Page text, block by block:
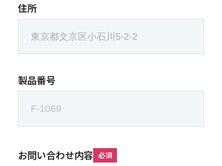
住所
製品番号
お問い合わせ内容 必須